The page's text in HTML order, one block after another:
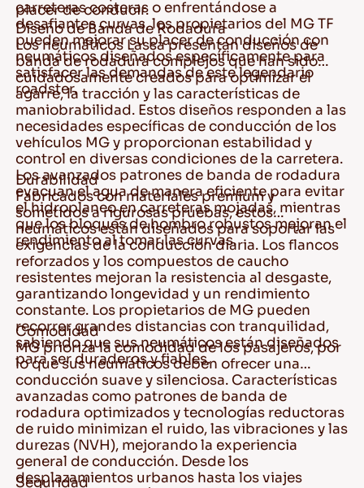
placer de conducir.
carreteras costeras o enfrentándose a
desafiantes curvas, los propietarios del MG TF
pueden mejorar su placer de conducción con
neumáticos diseñados específicamente para
satisfacer las demandas de este legendario
roadster.
Diseño de Banda de Rodadura
Los neumáticos Lassa presentan diseños de
banda de rodadura complejos que han sido
cuidadosamente creados para optimizar el
agarre, la tracción y las características de
maniobrabilidad. Estos diseños responden a las
necesidades específicas de conducción de los
vehículos MG y proporcionan estabilidad y
control en diversas condiciones de la carretera.
Los avanzados patrones de banda de rodadura
evacuan el agua de manera eficiente para evitar
el hidroplaneo en carreteras mojadas, mientras
que los bloques de hombro robustos mejoran el
rendimiento al tomar las curvas.
Durabilidad
Fabricados con materiales premium y
sometidos a rigurosas pruebas, estos
neumáticos están diseñados para soportar las
exigencias de la conducción diaria. Los flancos
reforzados y los compuestos de caucho
resistentes mejoran la resistencia al desgaste,
garantizando longevidad y un rendimiento
constante. Los propietarios de MG pueden
recorrer grandes distancias con tranquilidad,
sabiendo que sus neumáticos están diseñados
para ser duraderos y fiables.
Comodidad
MG prioriza la comodidad de los pasajeros, por
lo que sus neumáticos deben ofrecer una
conducción suave y silenciosa. Características
avanzadas como patrones de banda de
rodadura optimizados y tecnologías reductoras
de ruido minimizan el ruido, las vibraciones y las
durezas (NVH), mejorando la experiencia
general de conducción. Desde los
desplazamientos urbanos hasta los viajes
Seguridad